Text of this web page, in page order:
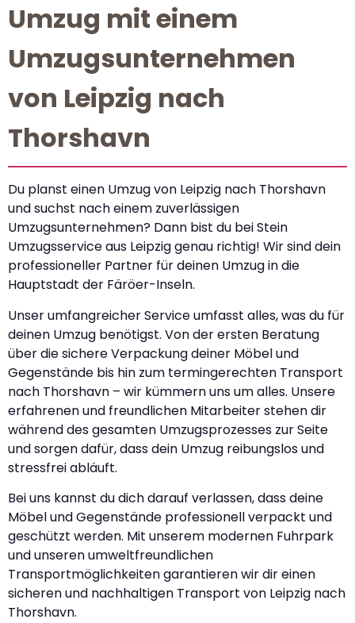
Umzug mit einem
Umzugsunternehmen
von Leipzig nach
Thorshavn
Du planst einen Umzug von Leipzig nach Thorshavn
und suchst nach einem zuverlässigen
Umzugsunternehmen? Dann bist du bei Stein
Umzugsservice aus Leipzig genau richtig! Wir sind dein
professioneller Partner für deinen Umzug in die
Hauptstadt der Färöer-Inseln.
Unser umfangreicher Service umfasst alles, was du für
deinen Umzug benötigst. Von der ersten Beratung
über die sichere Verpackung deiner Möbel und
Gegenstände bis hin zum termingerechten Transport
nach Thorshavn – wir kümmern uns um alles. Unsere
erfahrenen und freundlichen Mitarbeiter stehen dir
während des gesamten Umzugsprozesses zur Seite
und sorgen dafür, dass dein Umzug reibungslos und
stressfrei abläuft.
Bei uns kannst du dich darauf verlassen, dass deine
Möbel und Gegenstände professionell verpackt und
geschützt werden. Mit unserem modernen Fuhrpark
und unseren umweltfreundlichen
Transportmöglichkeiten garantieren wir dir einen
sicheren und nachhaltigen Transport von Leipzig nach
Thorshavn.